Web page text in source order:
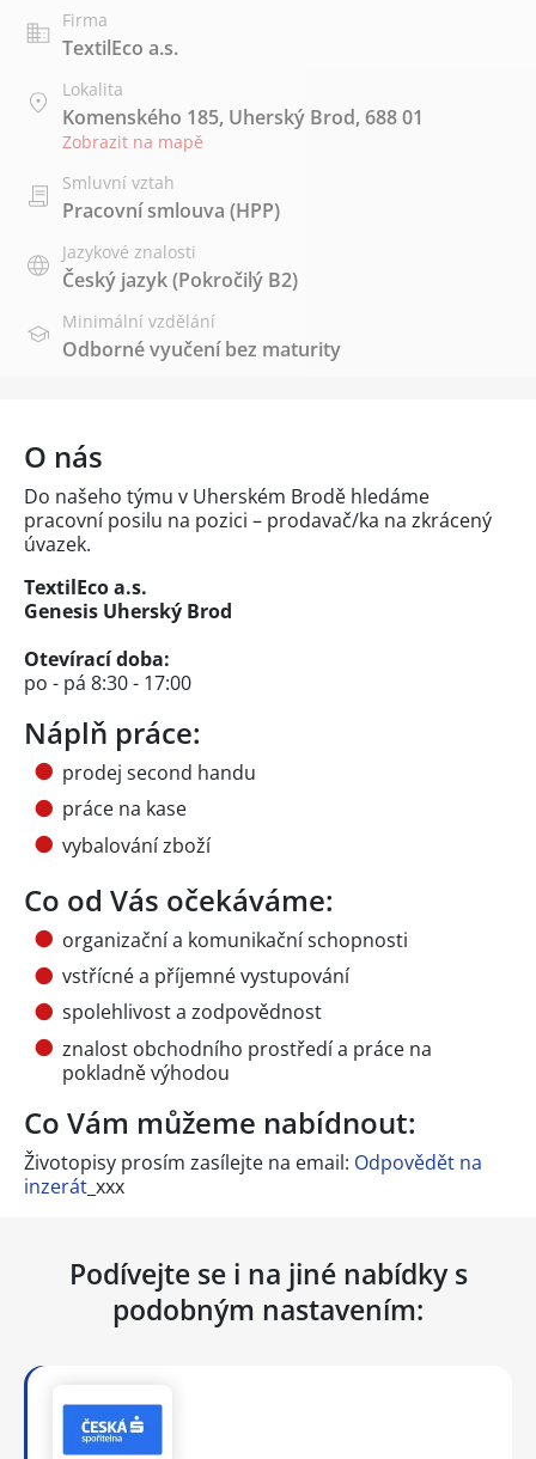
Firma
TextilEco a.s.
Lokalita
Komenského 185, Uherský Brod, 688 01
Zobrazit na mapě
Smluvní vztah
Pracovní smlouva (HPP)
Jazykové znalosti
Český jazyk(Pokročilý B2)
Minimální vzdělání
Odborné vyučení bez maturity
O nás
Do našeho týmu v Uherském Brodě hledáme
pracovní posilu na pozici – prodavač/ka na zkrácený
úvazek.
TextilEco a.s.
Genesis Uherský Brod
Otevírací doba:
po - pá 8:30 - 17:00
Náplň práce:
prodej second handu
práce na kase
vybalování zboží
Co od Vás očekáváme:
organizační a komunikační schopnosti
vstřícné a příjemné vystupování
spolehlivost a zodpovědnost
znalost obchodního prostředí a práce na
pokladně výhodou
Co Vám můžeme nabídnout:
Životopisy prosím zasílejte na email: Odpovědět na
inzerát _xxx
Podívejte se i na jiné nabídky s
podobným nastavením: